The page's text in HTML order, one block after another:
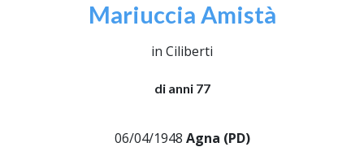
Mariuccia Amistà
in Ciliberti
di anni 77
06/04/1948 Agna (PD)